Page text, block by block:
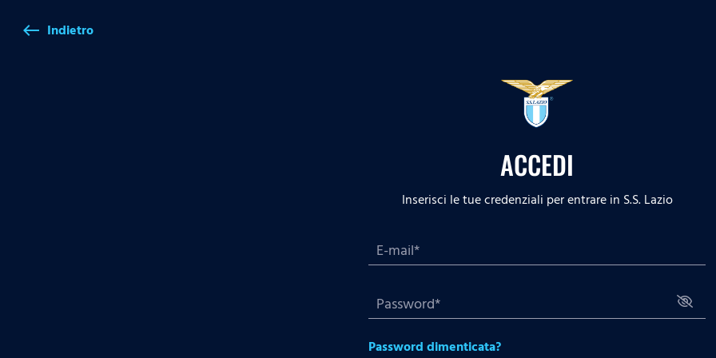
west Indietro
ACCEDI
Inserisci le tue credenziali per entrare in S.S. Lazio
Password dimenticata?